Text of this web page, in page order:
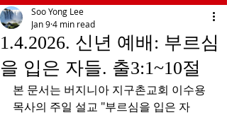
1.4.2026. 신년 예배: 부르심
을 입은 자들. 출3:1~10절
Soo Yong Lee
Jan 94 min read
본 문서는 버지니아 지구촌교회 이수용
목사의 주일 설교 "부르심을 입은 자